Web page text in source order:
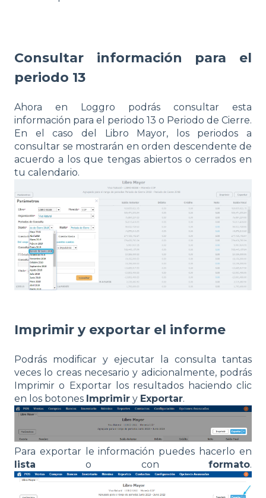
Consultar información para el
periodo 13
Ahora en Loggro podrás consultar esta
información para el periodo 13 o Periodo de Cierre.
En el caso del Libro Mayor, los periodos a
consultar se mostrarán en orden descendente de
acuerdo a los que tengas abiertos o cerrados en
tu calendario.
Imprimir y exportar el informe
Podrás modificar y ejecutar la consulta tantas
veces lo creas necesario y adicionalmente, podrás
Imprimir o Exportar los resultados haciendo clic
en los botones Imprimir y Exportar.
Para exportar le información puedes hacerlo en
listao conformato.